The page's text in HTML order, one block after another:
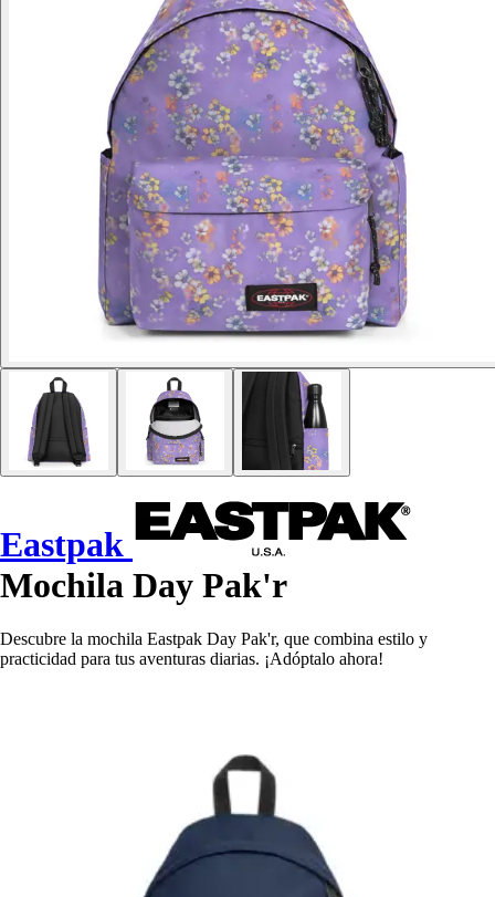
Eastpak
Mochila Day Pak'r
Descubre la mochila Eastpak Day Pak'r, que combina estilo y
practicidad para tus aventuras diarias. ¡Adóptalo ahora!